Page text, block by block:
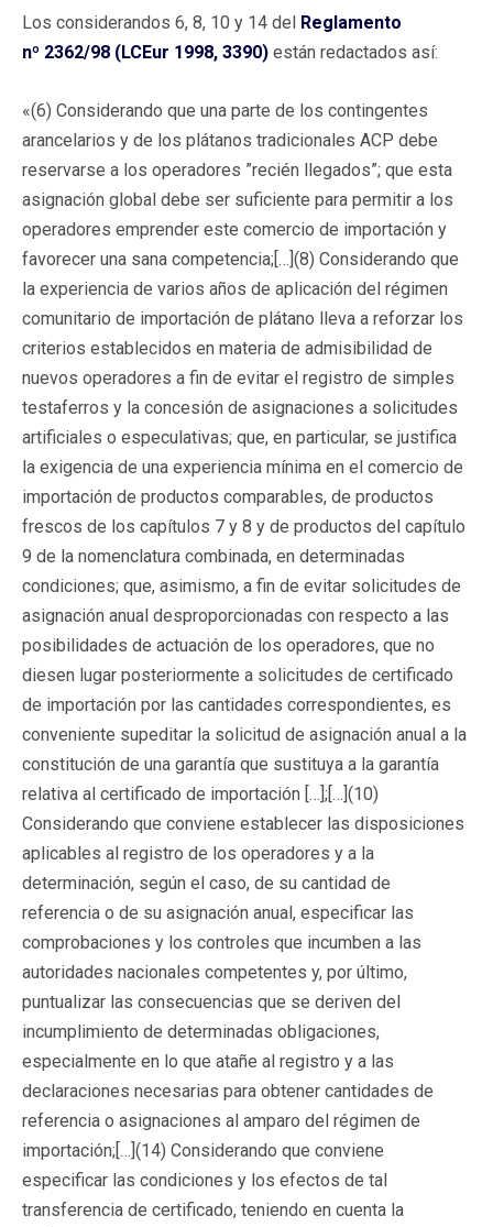
Los considerandos 6, 8, 10 y 14 del Reglamento
nº 2362/98 (LCEur 1998, 3390) están redactados así:
«(6) Considerando que una parte de los contingentes
arancelarios y de los plátanos tradicionales ACP debe
reservarse a los operadores ”recién llegados”; que esta
asignación global debe ser suficiente para permitir a los
operadores emprender este comercio de importación y
favorecer una sana competencia;[…](8) Considerando que
la experiencia de varios años de aplicación del régimen
comunitario de importación de plátano lleva a reforzar los
criterios establecidos en materia de admisibilidad de
nuevos operadores a fin de evitar el registro de simples
testaferros y la concesión de asignaciones a solicitudes
artificiales o especulativas; que, en particular, se justifica
la exigencia de una experiencia mínima en el comercio de
importación de productos comparables, de productos
frescos de los capítulos 7 y 8 y de productos del capítulo
9 de la nomenclatura combinada, en determinadas
condiciones; que, asimismo, a fin de evitar solicitudes de
asignación anual desproporcionadas con respecto a las
posibilidades de actuación de los operadores, que no
diesen lugar posteriormente a solicitudes de certificado
de importación por las cantidades correspondientes, es
conveniente supeditar la solicitud de asignación anual a la
constitución de una garantía que sustituya a la garantía
relativa al certificado de importación […];[…](10)
Considerando que conviene establecer las disposiciones
aplicables al registro de los operadores y a la
determinación, según el caso, de su cantidad de
referencia o de su asignación anual, especificar las
comprobaciones y los controles que incumben a las
autoridades nacionales competentes y, por último,
puntualizar las consecuencias que se deriven del
incumplimiento de determinadas obligaciones,
especialmente en lo que atañe al registro y a las
declaraciones necesarias para obtener cantidades de
referencia o asignaciones al amparo del régimen de
importación;[…](14) Considerando que conviene
especificar las condiciones y los efectos de tal
transferencia de certificado, teniendo en cuenta la